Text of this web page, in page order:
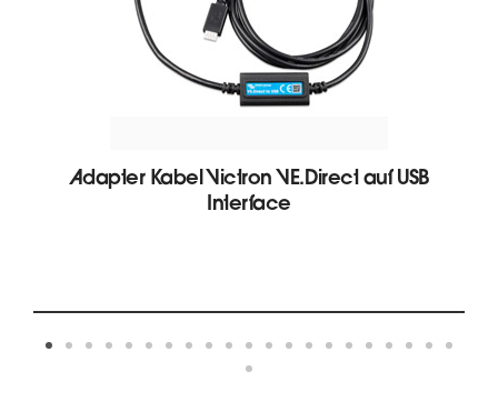
Adapter Kabel Victron VE.Direct auf USB
Interface